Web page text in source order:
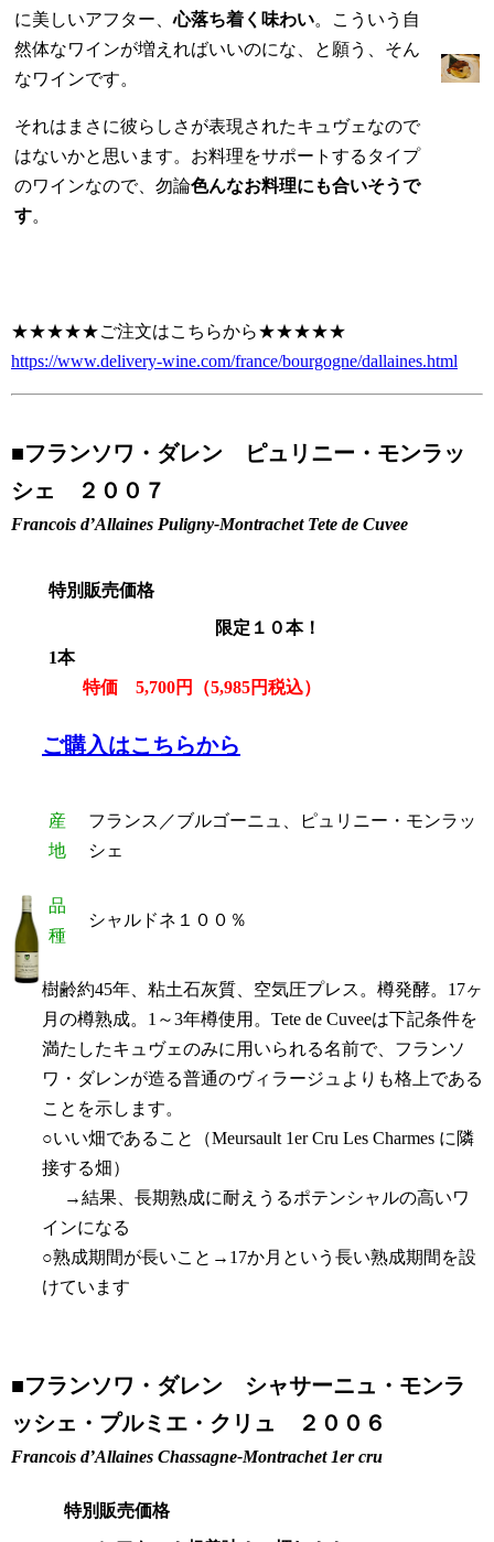
に美しいアフター、心落ち着く味わい。こういう自
然体なワインが増えればいいのにな、と願う、そん
なワインです。
それはまさに彼らしさが表現されたキュヴェなので
はないかと思います。お料理をサポートするタイプ
のワインなので、勿論色んなお料理にも合いそうで
す。
★★★★★ご注文はこちらから★★★★★
https://www.delivery-wine.com/france/bourgogne/dallaines.html
■フランソワ・ダレン ピュリニー・モンラッ
シェ ２００７
Francois d’Allaines Puligny-Montrachet Tete de Cuvee
特別販売価格
1本
限定１０本！
特価 5,700円（5,985円税込）
ご購入はこちらから
産
地
フランス／ブルゴーニュ、ピュリニー・モンラッ
シェ
品
種
シャルドネ１００％
樹齢約45年、粘土石灰質、空気圧プレス。樽発酵。17ヶ
月の樽熟成。1～3年樽使用。Tete de Cuveeは下記条件を
満たしたキュヴェのみに用いられる名前で、フランソ
ワ・ダレンが造る普通のヴィラージュよりも格上である
ことを示します。
○いい畑であること（Meursault 1er Cru Les Charmes に隣
接する畑）
→結果、長期熟成に耐えうるポテンシャルの高いワ
インになる
○熟成期間が長いこと→17か月という長い熟成期間を設
けています
■フランソワ・ダレン シャサーニュ・モンラ
ッシェ・プルミエ・クリュ ２００６
Francois d’Allaines Chassagne-Montrachet 1er cru
特別販売価格